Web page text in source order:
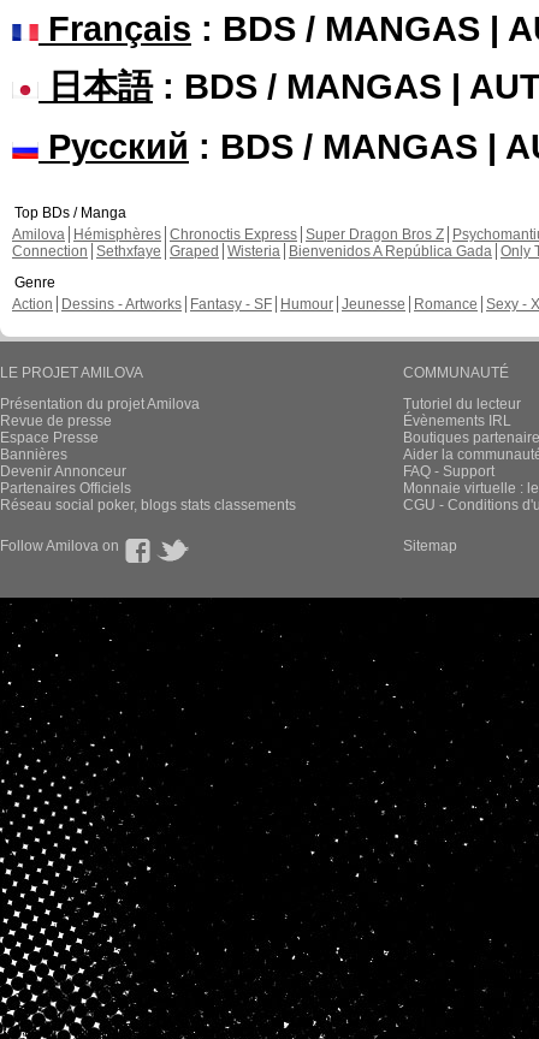
Français : BDS / MANGAS |
日本語: BDS / MANGAS |
Русский : BDS / MANGAS |
Top BDs / Manga
Amilova
Hémisphères Chronoctis Express Super Dragon Bros Z
Connection Sethxfaye Graped Wisteria Bienvenidos A República Gada Only
Genre
Action
Dessins - Artworks Fantasy - SF Humour Jeunesse Romance Sexy -
LE PROJET AMILOVA
Présentation du projet Amilova
Revue de presse
Espace Presse
Bannières
Devenir Annonceur
Partenaires Officiels
Réseau social poker, blogs stats classements
COMMUNAUTÉ
Tutoriel du lecteur
Évènements IRL
Boutiques
Aider la
FAQ - Support
Monnaie virtuelle :
CGU - Conditions
Follow Amilova on Sitemap